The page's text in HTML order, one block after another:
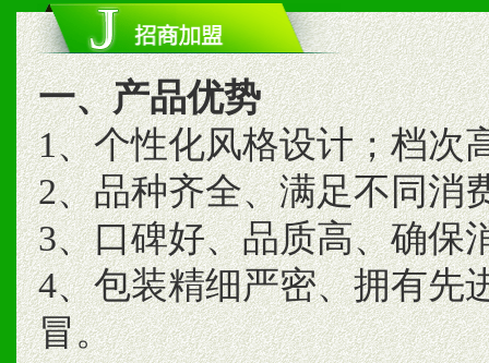
一、产品优势
1、个性化风格设计；档次
2、品种齐全、满足不同消
3、口碑好、品质高、确保
4、包装精细严密、拥有先
冒。